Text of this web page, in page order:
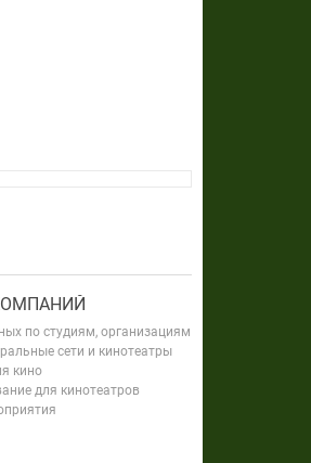
по студиям, организациям
сети и кинотеатры
кино
для кинотеатров